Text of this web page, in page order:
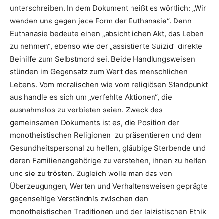
unterschreiben. In dem Dokument heißt es wörtlich: „Wir
wenden uns gegen jede Form der Euthanasie“. Denn
Euthanasie bedeute einen „absichtlichen Akt, das Leben
zu nehmen“, ebenso wie der „assistierte Suizid“ direkte
Beihilfe zum Selbstmord sei. Beide Handlungsweisen
stünden im Gegensatz zum Wert des menschlichen
Lebens. Vom moralischen wie vom religiösen Standpunkt
aus handle es sich um „verfehlte Aktionen“, die
ausnahmslos zu verbieten seien. Zweck des
gemeinsamen Dokuments ist es, die Position der
monotheistischen Religionen zu präsentieren und dem
Gesundheitspersonal zu helfen, gläubige Sterbende und
deren Familienangehörige zu verstehen, ihnen zu helfen
und sie zu trösten. Zugleich wolle man das von
Überzeugungen, Werten und Verhaltensweisen geprägte
gegenseitige Verständnis zwischen den
monotheistischen Traditionen und der laizistischen Ethik